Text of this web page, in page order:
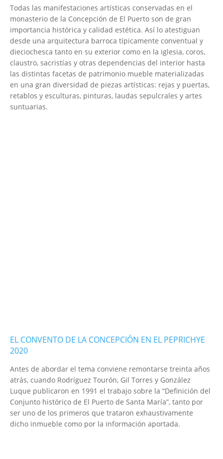
Todas las manifestaciones artísticas conservadas en el
monasterio de la Concepción de El Puerto son de gran
importancia histórica y calidad estética. Así lo atestiguan
desde una arquitectura barroca típicamente conventual y
dieciochesca tanto en su exterior como en la iglesia, coros,
claustro, sacristías y otras dependencias del interior hasta
las distintas facetas de patrimonio mueble materializadas
en una gran diversidad de piezas artísticas: rejas y puertas,
retablos y esculturas, pinturas, laudas sepulcrales y artes
suntuarias.
EL CONVENTO DE LA CONCEPCIÓN EN EL PEPRICHYE
2020
Antes de abordar el tema conviene remontarse treinta años
atrás, cuando Rodríguez Tourón, Gil Torres y González
Luque publicaron en 1991 el trabajo sobre la “Definición del
Conjunto histórico de El Puerto de Santa María”, tanto por
ser uno de los primeros que trataron exhaustivamente
dicho inmueble como por la información aportada.